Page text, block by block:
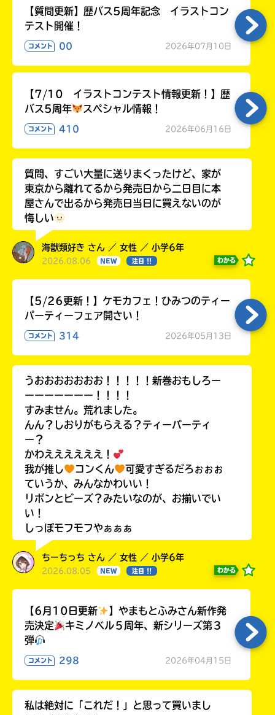
【質問更新】歴バス5周年記念 イラストコン
テスト開催！
コメント 00 2026年07月10日
【7/10 イラストコンテスト情報更新！】歴
バス5周年
スペシャル情報！
コメント 410 2026年06月16日
質問、すごい大量に送りまくったけど、家が
東京から離れてるから発売日から二日目に本
屋さんで出るから発売日当日に買えないのが
悔しい
海獣類好き さん ／ 女性 ／ 小学6年
2026.08.06 NEW 注目 !! わかる
【5/26更新！】ケモカフェ！ひみつのティー
パーティーフェア開さい！
コメント 314 2026年05月13日
うおおおおおおお！！！！！新巻おもしろー
ーーーーーーー！！！！
すみません。荒れました。
んん？しおりがもらえる？ティーパーティ
ー？
かわええええええ！
我が推し
コンくん
可愛すぎるだろぉぉぉ
ていうか、みんなかわいい！
リボンとビーズ？みたいなのが、お揃いでい
い！
しっぽモフモフやぁぁぁ
ちーちっち さん ／ 女性 ／ 小学6年
2026.08.05 NEW 注目 !! わかる
【6月10日更新
】やまもとふみさん新作発
売決定
キミノベル５周年、新シリーズ第３
弾
コメント 298 2026年04月15日
私は絶対に「これだ！」と思って買いまし